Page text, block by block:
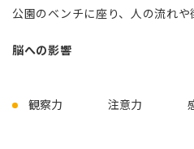
公園のベンチに座り、人の流れや
脳への影響
観察力 注意力 感